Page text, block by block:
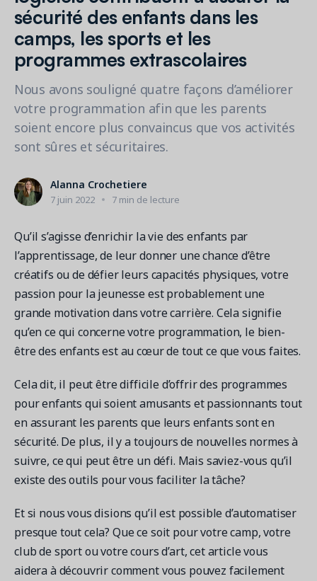
Outils de suivi et d’analyse
FONCTIONNALITÉS
Inscription en ligne
Gestion multi-sites
Paiements
Demandez une démo
Obtenez une démonstration du logiciel d'inscription et
gestion le plus performant.
Loisirs municipaux
Natation
Centres sportifs
YMCA
Voir toutes les industries
Découvrez nos clients
Blogue
Tendances et nouveautés
Ressources et webinaires
Guides numériques et webinaires
Amilia University
Une plateforme d’apprentissage intégrée
RESSOURCES SUPPLÉMENTAIRES
Centre d'aide
Mises à jour
Étude de cas
Real Amilia customers. Inspiring stories.
Centre d'aide
1 877-343-0004
Connexion
Demandez une démo
sécurité des enfants dans les
camps, les sports et les
programmes extrascolaires
Nous avons souligné quatre façons d’améliorer
votre programmation afin que les parents
soient encore plus convaincus que vos activités
sont sûres et sécuritaires.
Alanna Crochetiere
7 juin 2022 7 min de lecture
Qu’il s’agisse d’enrichir la vie des enfants par
l’apprentissage, de leur donner une chance d’être
créatifs ou de défier leurs capacités physiques, votre
passion pour la jeunesse est probablement une
grande motivation dans votre carrière. Cela signifie
qu’en ce qui concerne votre programmation, le bien-
être des enfants est au cœur de tout ce que vous faites.
Cela dit, il peut être difficile d’offrir des programmes
pour enfants qui soient amusants et passionnants tout
en assurant les parents que leurs enfants sont en
sécurité. De plus, il y a toujours de nouvelles normes à
suivre, ce qui peut être un défi. Mais saviez-vous qu’il
existe des outils pour vous faciliter la tâche?
Et si nous vous disions qu’il est possible d’automatiser
presque tout cela? Que ce soit pour votre camp, votre
club de sport ou votre cours d’art, cet article vous
aidera à découvrir comment vous pouvez facilement